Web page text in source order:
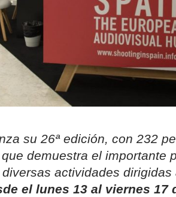
su 26ª edición, con 232
demuestra el importante
actividades
el lunes 13 al viernes 17